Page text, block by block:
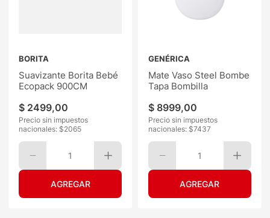
BORITA
Suavizante Borita Bebé
Ecopack 900CM
$ 2499,00
Precio sin impuestos
nacionales: $2065
1
GENÉRICA
Mate Vaso Steel Bombe
Tapa Bombilla
$ 8999,00
Precio sin impuestos
nacionales: $7437
1